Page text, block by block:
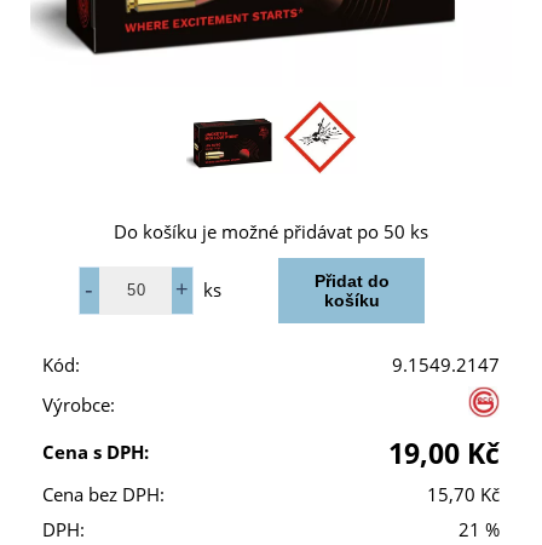
Do košíku je možné přidávat po 50 ks
ks
Kód:
9.1549.2147
Výrobce:
Cena s DPH:
19,00 Kč
Cena bez DPH:
15,70 Kč
DPH:
21 %